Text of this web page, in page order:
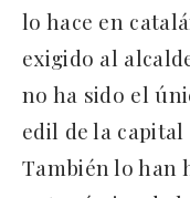
lo hace en
exigido al
no ha sido el
edil de la
También lo han